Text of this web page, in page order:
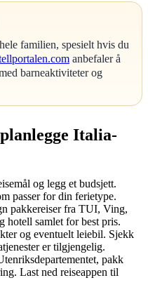
familien, spesielt hvis du
anbefaler å
barneaktiviteter og
Italia-
og legg et budsjett.
passer for din ferietype.
pakkereiser fra TUI, Ving,
samlet for best pris.
og eventuelt leiebil. Sjekk
er tilgjengelig.
pakk
Last ned reiseappen til